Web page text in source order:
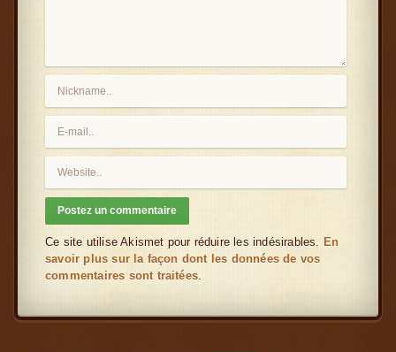
Ce site utilise Akismet pour réduire les indésirables. En
savoir plus sur la façon dont les données de vos
commentaires sont traitées.